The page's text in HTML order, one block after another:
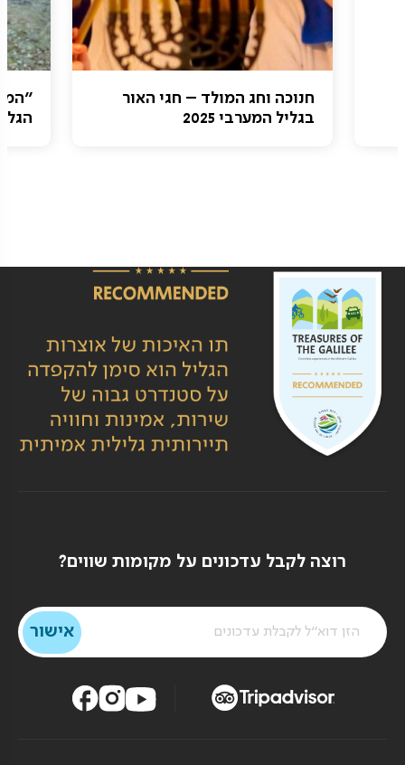
חנוכה וחג המולד – חגי האור
בגליל המערבי 2025
רוצה לקבל עדכונים על מקומות שווים?